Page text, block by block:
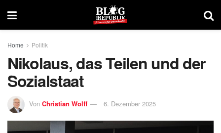
Home Politik
Nikolaus, das Teilen und der
Sozialstaat
Von Christian Wolff 6. Dezember 2025